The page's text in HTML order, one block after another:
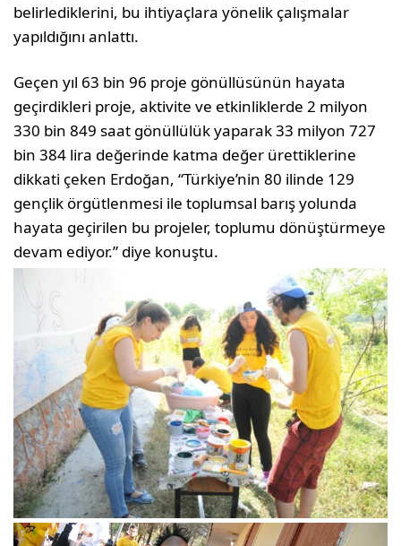
belirlediklerini, bu ihtiyaçlara yönelik çalışmalar
yapıldığını anlattı.
Geçen yıl 63 bin 96 proje gönüllüsünün hayata
geçirdikleri proje, aktivite ve etkinliklerde 2 milyon
330 bin 849 saat gönüllülük yaparak 33 milyon 727
bin 384 lira değerinde katma değer ürettiklerine
dikkati çeken Erdoğan, “Türkiye’nin 80 ilinde 129
gençlik örgütlenmesi ile toplumsal barış yolunda
hayata geçirilen bu projeler, toplumu dönüştürmeye
devam ediyor.” diye konuştu.